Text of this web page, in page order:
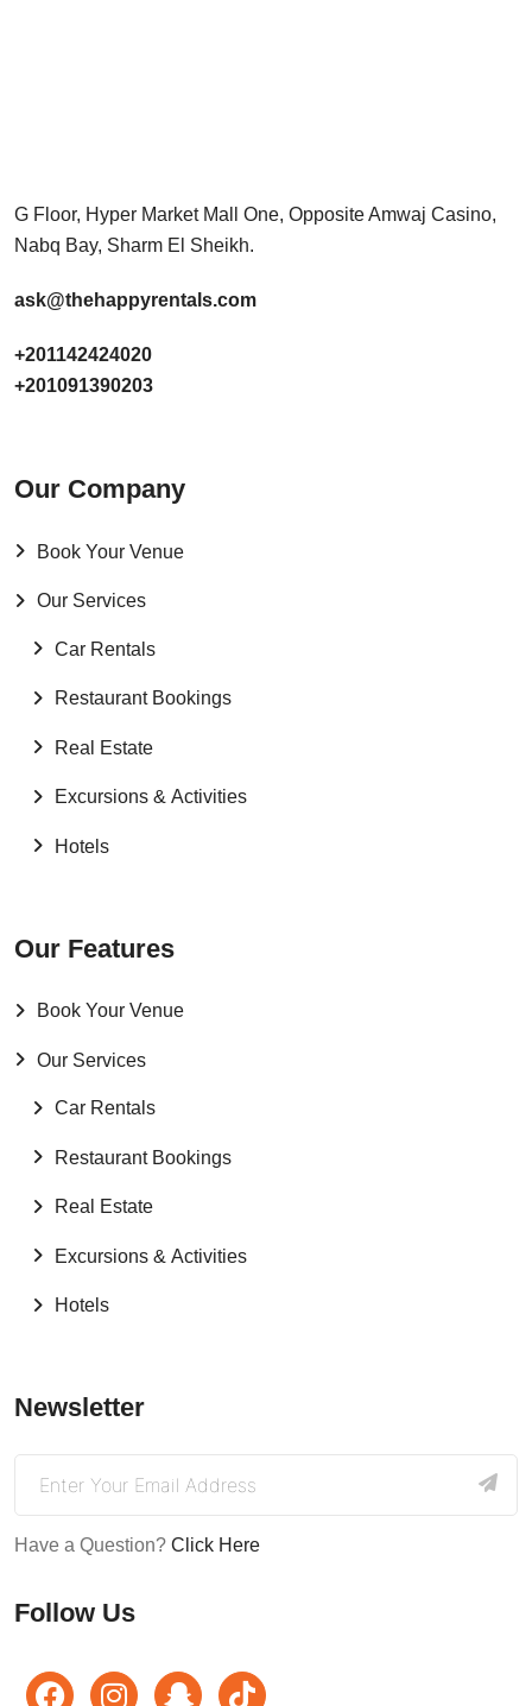
G Floor, Hyper Market Mall One, Opposite Amwaj Casino,
Nabq Bay, Sharm El Sheikh.
ask@thehappyrentals.com
+201142424020
+201091390203
Our Company
Book Your Venue
Our Services
Car Rentals
Restaurant Bookings
Real Estate
Excursions & Activities
Hotels
Our Features
Book Your Venue
Our Services
Car Rentals
Restaurant Bookings
Real Estate
Excursions & Activities
Hotels
Newsletter
Have a Question? Click Here
Follow Us